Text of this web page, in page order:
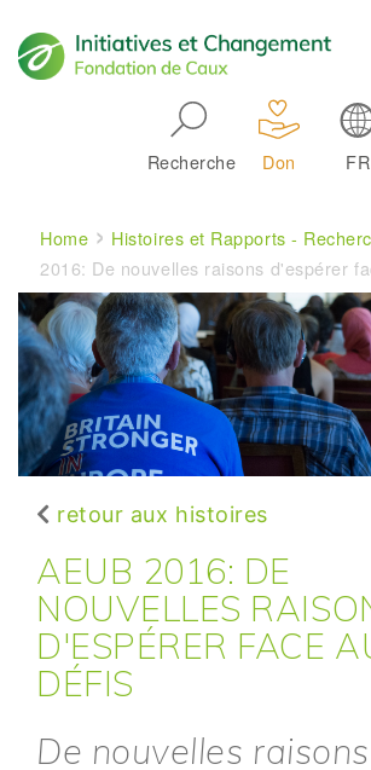
Recherche Don FR
Breadcrumb
Home Histoires et Rapports -
2016: De nouvelles raisons d'espérer
retour aux histoires
AEUB 2016: DE
NOUVELLES
D'ESPÉRER FACE
DÉFIS
De nouvelles raisons